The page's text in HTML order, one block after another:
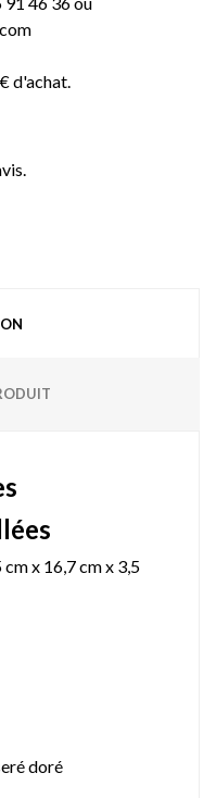
d'achat.
cm x 16,7 cm x 3,5
doré